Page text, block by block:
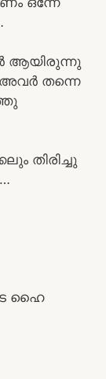
ആയിരുന്നു
അവർ തന്നെ
തിരിച്ചു
ഹൈ